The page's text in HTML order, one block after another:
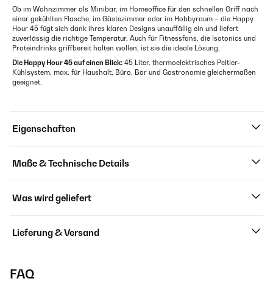
Ob im Wohnzimmer als Minibar, im Homeoffice für den schnellen Griff nach
einer gekühlten Flasche, im Gästezimmer oder im Hobbyraum – die Happy
Hour 45 fügt sich dank ihres klaren Designs unauffällig ein und liefert
zuverlässig die richtige Temperatur. Auch für Fitnessfans, die Isotonics und
Proteindrinks griffbereit halten wollen, ist sie die ideale Lösung.
Die Happy Hour 45 auf einen Blick: 45 Liter, thermoelektrisches Peltier-
Kühlsystem, max. für Haushalt, Büro, Bar und Gastronomie gleichermaßen
geeignet.
Eigenschaften
Maße & Technische Details
Was wird geliefert
Lieferung & Versand
FAQ